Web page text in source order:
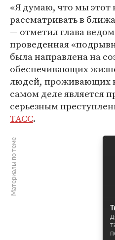
«Я думаю, что мы этот
рассматривать в
— отметил глава
проведенная
была направлена на
обеспечивающих
людей, проживающих
самом деле является
серьезным
ТАСС.
Материалы по теме